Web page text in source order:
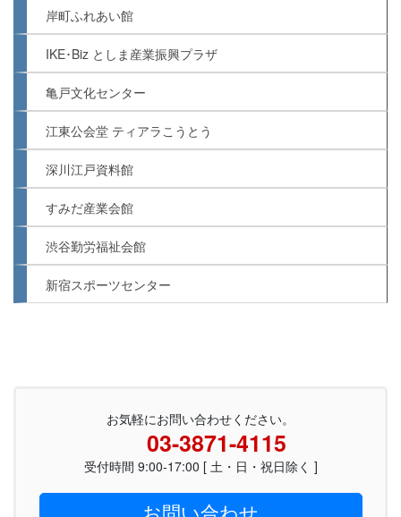
岸町ふれあい館
IKE･Biz としま産業振興プラザ
亀戸文化センター
江東公会堂 ティアラこうとう
深川江戸資料館
すみだ産業会館
渋谷勤労福祉会館
新宿スポーツセンター
お気軽にお問い合わせください。
03-3871-4115
受付時間 9:00-17:00 [ 土・日・祝日除く ]